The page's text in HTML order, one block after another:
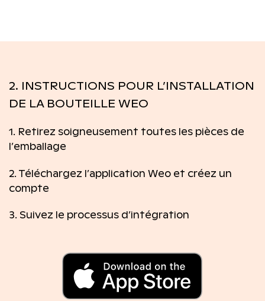
2. INSTRUCTIONS POUR L’INSTALLATION
DE LA BOUTEILLE WEO
1. Retirez soigneusement toutes les pièces de
l’emballage
2. Téléchargez l’application Weo et créez un
compte
3. Suivez le processus d’intégration